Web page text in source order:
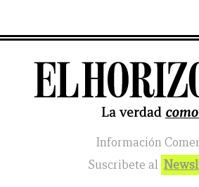
Información
Suscribete al